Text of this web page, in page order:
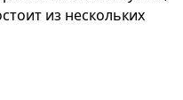
из нескольких